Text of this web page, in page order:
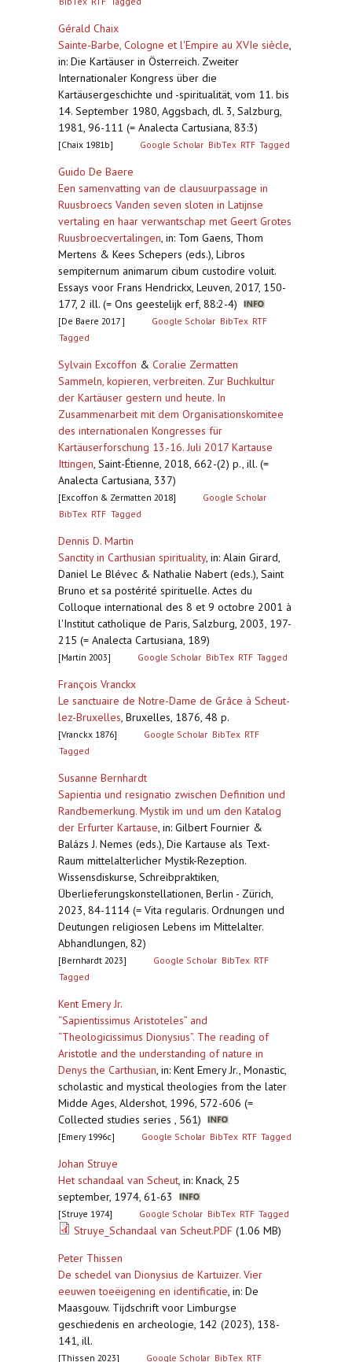
Gérald Chaix
Sainte-Barbe, Cologne et l'Empire au XVIe siècle,
in: Die Kartäuser in Österreich. Zweiter
Internationaler Kongress über die
Kartäusergeschichte und -spiritualität, vom 11. bis
14. September 1980, Aggsbach, dl. 3, Salzburg,
1981, 96-111 (= Analecta Cartusiana, 83:3)
[Chaix 1981b] Google Scholar BibTex RTF Tagged
Guido De Baere
Een samenvatting van de clausuurpassage in
Ruusbroecs Vanden seven sloten in Latijnse
vertaling en haar verwantschap met Geert Grotes
Ruusbroecvertalingen, in: Tom Gaens, Thom
Mertens & Kees Schepers (eds.), Libros
sempiternum animarum cibum custodire voluit.
Essays voor Frans Hendrickx, Leuven, 2017, 150-
177, 2 ill. (= Ons geestelijk erf, 88:2-4)
[De Baere 2017 ] Google Scholar BibTex RTF
Tagged
Sylvain Excoffon & Coralie Zermatten
Sammeln, kopieren, verbreiten. Zur Buchkultur
der Kartäuser gestern und heute. In
Zusammenarbeit mit dem Organisationskomitee
des internationalen Kongresses für
Kartäuserforschung 13.-16. Juli 2017 Kartause
Ittingen, Saint-Étienne, 2018, 662-(2) p., ill. (=
Analecta Cartusiana, 337)
[Excoffon & Zermatten 2018]
Google Scholar
BibTex RTF Tagged
Dennis D. Martin
Sanctity in Carthusian spirituality, in: Alain Girard,
Daniel Le Blévec & Nathalie Nabert (eds.), Saint
Bruno et sa postérité spirituelle. Actes du
Colloque international des 8 et 9 octobre 2001 à
l'Institut catholique de Paris, Salzburg, 2003, 197-
215 (= Analecta Cartusiana, 189)
[Martin 2003] Google Scholar BibTex RTF Tagged
François Vranckx
Le sanctuaire de Notre-Dame de Grâce à Scheut-
lez-Bruxelles, Bruxelles, 1876, 48 p.
[Vranckx 1876] Google Scholar BibTex RTF
Tagged
Susanne Bernhardt
Sapientia und resignatio zwischen Definition und
Randbemerkung. Mystik im und um den Katalog
der Erfurter Kartause, in: Gilbert Fournier &
Balázs J. Nemes (eds.), Die Kartause als Text-
Raum mittelalterlicher Mystik-Rezeption.
Wissensdiskurse, Schreibpraktiken,
Überlieferungskonstellationen, Berlin - Zürich,
2023, 84-1114 (= Vita regularis. Ordnungen und
Deutungen religiosen Lebens im Mittelalter.
Abhandlungen, 82)
[Bernhardt 2023] Google Scholar BibTex RTF
Tagged
Kent Emery Jr.
“Sapientissimus Aristoteles” and
“Theologicissimus Dionysius”. The reading of
Aristotle and the understanding of nature in
Denys the Carthusian, in: Kent Emery Jr., Monastic,
scholastic and mystical theologies from the later
Midde Ages, Aldershot, 1996, 572-606 (=
Collected studies series , 561)
[Emery 1996c] Google Scholar BibTex RTF Tagged
Johan Struye
Het schandaal van Scheut, in: Knack, 25
september, 1974, 61-63
[Struye 1974] Google Scholar BibTex RTF Tagged
Struye_Schandaal van Scheut.PDF (1.06 MB)
Peter Thissen
De schedel van Dionysius de Kartuizer. Vier
eeuwen toeëigening en identificatie, in: De
Maasgouw. Tijdschrift voor Limburgse
geschiedenis en archeologie, 142 (2023), 138-
141, ill.
[Thissen 2023] Google Scholar BibTex RTF